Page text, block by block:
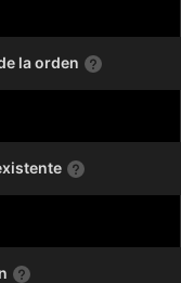
la orden